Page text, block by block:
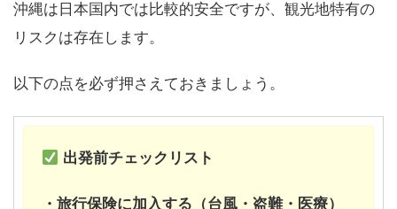
沖縄は日本国内では比較的安全ですが、観光地特有の
リスクは存在します。
以下の点を必ず押さえておきましょう。
出発前チェックリスト
・旅行保険に加入する（台風・盗難・医療）